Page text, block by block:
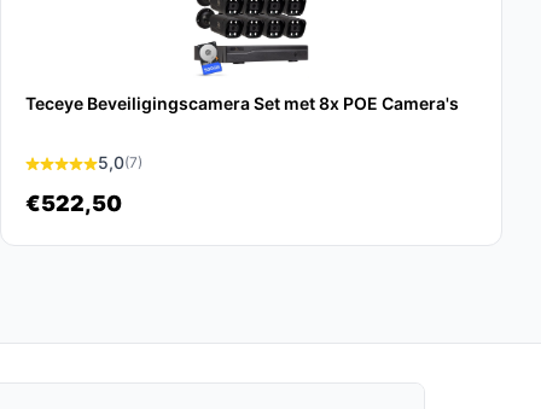
Teceye Beveiligingscamera Set met 8x POE Camera's
5,0(7)
€522,50